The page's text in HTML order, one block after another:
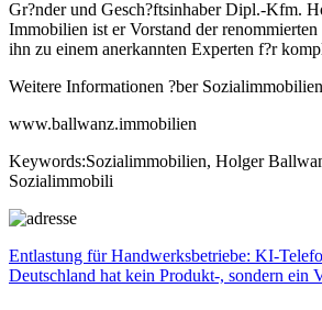
Gr?nder und Gesch?ftsinhaber Dipl.-Kfm.
Immobilien ist er Vorstand der
ihn zu einem anerkannten Experten f?r
Weitere Informationen ?ber
www.ballwanz.immobilien
Keywords:Sozialimmobilien, Holger
Sozialimmobili
Beitragsnavigation
Vorheriger
Beitrag:
Entlastung für Handwerksbetriebe: KI-
Nächster
Deutschland hat kein Produkt-, sondern ein